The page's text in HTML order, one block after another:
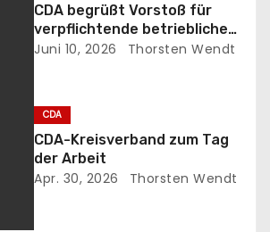
CDA begrüßt Vorstoß für
verpflichtende betriebliche
Altersvorsorge
Juni 10, 2026 Thorsten Wendt
CDA
CDA-Kreisverband zum Tag
der Arbeit
Apr. 30, 2026 Thorsten Wendt